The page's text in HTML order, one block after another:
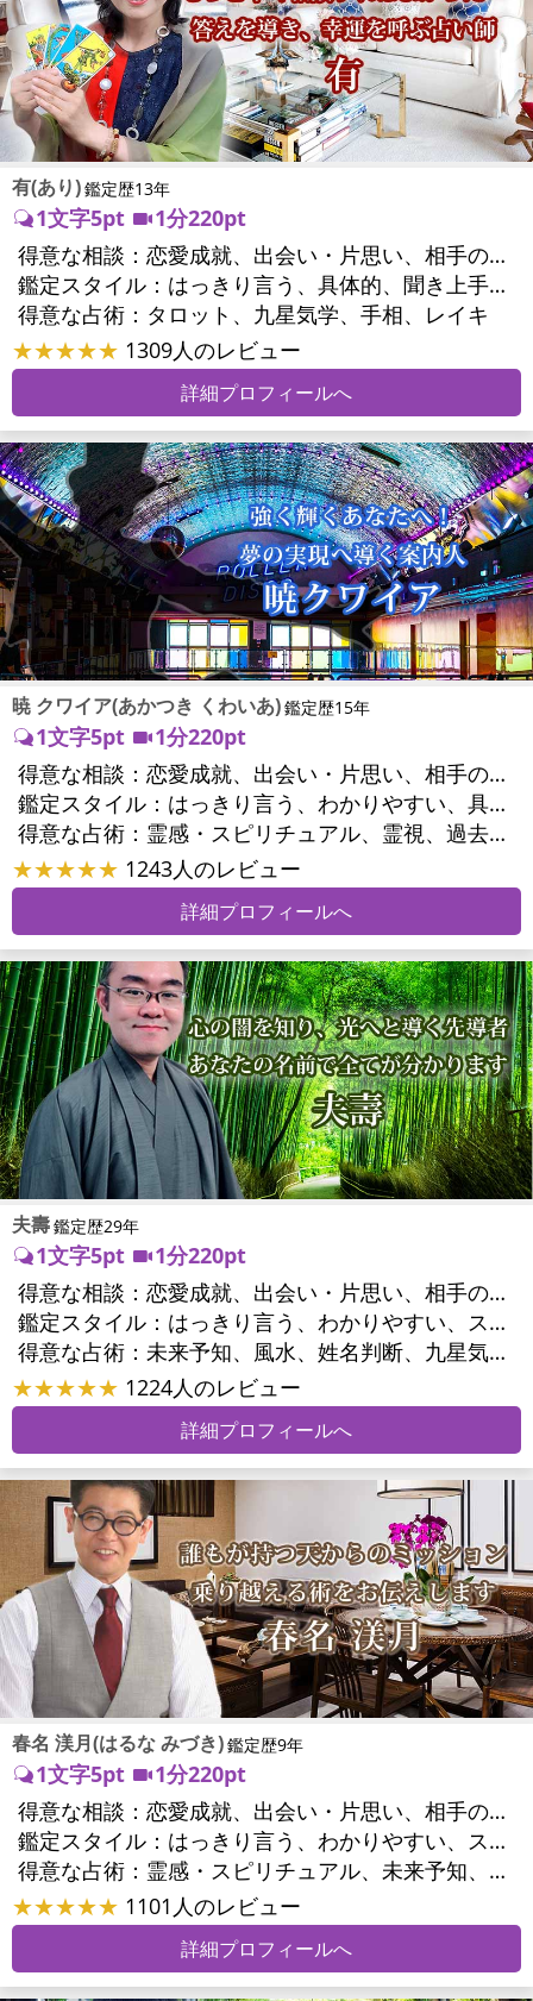
有(あり)鑑定歴13年
1文字5pt
1分220pt
得意な相談：
恋愛成就、出会い・片思い、相手の気持ち、相性、結婚、男心・女心、二人の今後、三角関係、浮気、不倫、人間関係、対人関係、仕事運、人生全般
鑑定スタイル：
はっきり言う、具体的、聞き上手、愛にあふれ温かい、深く濃厚、前向き・元気になれる
得意な占術： タロット、九星気学、手相、レイキ
★★★★★ 1309人のレビュー
詳細プロフィールへ
暁 クワイア(あかつき くわいあ)鑑定歴15年
1文字5pt
1分220pt
得意な相談：
恋愛成就、出会い・片思い、相手の気持ち、相性、結婚、男心・女心、二人の今後、複雑な恋愛、三角関係、略奪愛、浮気、不倫、離婚、人間関係、職場の人間関係、対人関係、仕事運、適職、天職、転職、進路、就職、人生全般、使命、人事、開業、廃業、夢、目標、ビジネスチャンス、ビジネスパートナー、家族関係、夫婦関係、家庭問題、夫婦問題、精神問題、ストレス、人生相談、ご先祖様、守護霊様、お墓参り、魂の本質、前世、来世、ペットの気持ち、引越し・転居、方位、健康運、金運
鑑定スタイル：
はっきり言う、わかりやすい、具体的、納得感、情報量が多い、友達のように相談できる、聞き上手、とても話しやすい、じっくり聞いてくれる、愛にあふれ温かい、勇気をくれる、前向き・元気になれる、実力派
得意な占術：
霊感・スピリチュアル、霊視、過去視、前世・来世、オーラ、ソウルメイト、ペットの気持ち、タロット、オラクルカード、姓名判断、四柱推命、占星術、数秘術、カラー診断、陰陽五行、人相(顔相)、カウンセリング、オリジナル占術
★★★★★ 1243人のレビュー
詳細プロフィールへ
夫壽鑑定歴29年
1文字5pt
1分220pt
得意な相談：
恋愛成就、出会い・片思い、相手の気持ち、相性、縁結び、結婚、男心・女心、二人の今後、複雑な恋愛、三角関係、略奪愛、浮気、不倫、復活愛、復縁、離婚、同性愛・LGBT、人間関係、職場の人間関係、対人関係、仕事運、適職、転職、進路、人生全般、人事、開業、廃業、目標、家族関係、夫婦関係、家庭問題、夫婦問題、親族問題、育児・子育て、シングルマザー、引越し・転居、方位、開運指導、健康運、金運
鑑定スタイル：
はっきり言う、わかりやすい、スピード鑑定、簡潔、具体的、的確、納得感、情報量が多い、友達のように相談できる、聞き上手、とても話しやすい、じっくり聞いてくれる、愛にあふれ温かい、深く濃厚、勇気をくれる、前向き・元気になれる、実力派
得意な占術：
未来予知、風水、姓名判断、九星気学、占星術、数秘術、陰陽五行、手相、カウンセリング、オリジナル占術
★★★★★ 1224人のレビュー
詳細プロフィールへ
春名 渼月(はるな みづき)鑑定歴9年
1文字5pt
1分220pt
得意な相談：
恋愛成就、出会い・片思い、相手の気持ち、相性、結婚、男心・女心、二人の今後、複雑な恋愛、三角関係、略奪愛、浮気、不倫、復活愛、復縁、離婚、同性愛・LGBT、人間関係、職場の人間関係、対人関係、仕事運、適職、天職、転職、進路、就職、人生全般、使命、経営相談、人事、開業、夢、目標、ビジネスチャンス、ビジネスパートナー、パワーハラスメント、家族関係、夫婦関係、家庭問題、夫婦問題、シングルマザー、ストレス、いじめ、人生相談、ペットの気持ち、引越し・転居、方位、開運指導、健康運、金運、金銭トラブル、ご近所問題
鑑定スタイル：
はっきり言う、わかりやすい、スピード鑑定、簡潔、具体的、的確、納得感、友達のように相談できる、聞き上手、とても話しやすい、じっくり聞いてくれる、勇気をくれる、前向き・元気になれる
得意な占術：
霊感・スピリチュアル、未来予知、チャネリング、タロット、九星気学、占星術、カラー診断、易学、陰陽五行、手相、人相(顔相)、祈願、オリジナル占術
★★★★★ 1101人のレビュー
詳細プロフィールへ